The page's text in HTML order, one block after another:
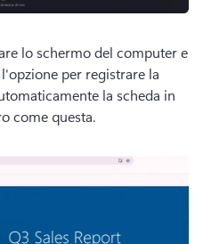
lo schermo del computer e
per registrare la
la scheda in
come questa.